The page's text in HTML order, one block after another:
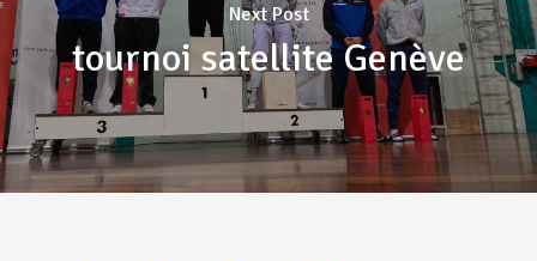
Next Post
tournoi satellite Genève